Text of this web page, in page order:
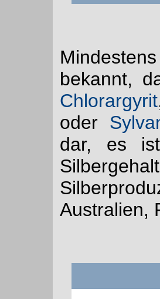
bekannt,
Chlorargyrit
oder
dar, es
Australien,